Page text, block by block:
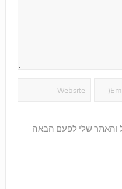
והאתר שלי לפעם הבאה